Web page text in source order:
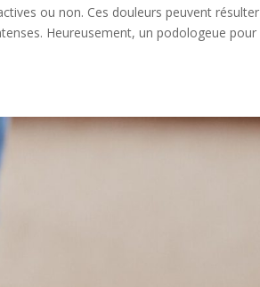
ou non. Ces douleurs peuvent résulter
Heureusement, un podologeue pour